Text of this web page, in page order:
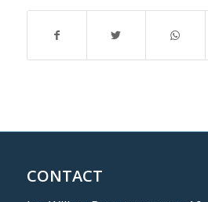
CONTACT